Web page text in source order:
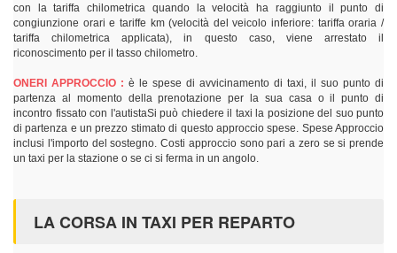
con la tariffa chilometrica quando la velocità ha raggiunto il punto di
congiunzione orari e tariffe km (velocità del veicolo inferiore: tariffa oraria /
tariffa chilometrica applicata), in questo caso, viene arrestato il
riconoscimento per il tasso chilometro.
ONERI APPROCCIO : è le spese di avvicinamento di taxi, il suo punto di
partenza al momento della prenotazione per la sua casa o il punto di
incontro fissato con l'autistaSi può chiedere il taxi la posizione del suo punto
di partenza e un prezzo stimato di questo approccio spese. Spese Approccio
inclusi l'importo del sostegno. Costi approccio sono pari a zero se si prende
un taxi per la stazione o se ci si ferma in un angolo.
LA CORSA IN TAXI PER REPARTO